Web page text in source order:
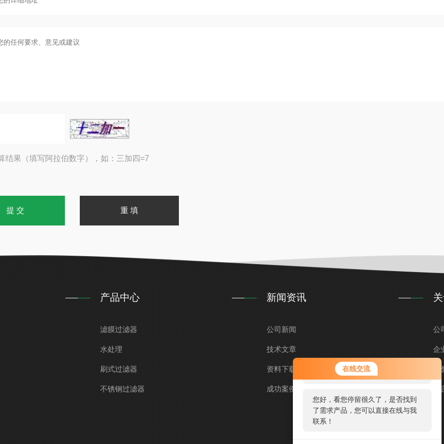
在线交流
您好！欢迎前来咨询，很高兴为您
服务，请问您要咨询什么问题呢？
您好，看您停留很久了，是否找到
了需求产品，您可以直接在线与我
联系！
结果（填写阿拉伯数字），如：三加四=7
产品中心
滤膜过滤器
水处理
刷式过滤器
不锈钢过滤器
新闻资讯
公司新闻
技术文章
资料下载
成功案例
公
企